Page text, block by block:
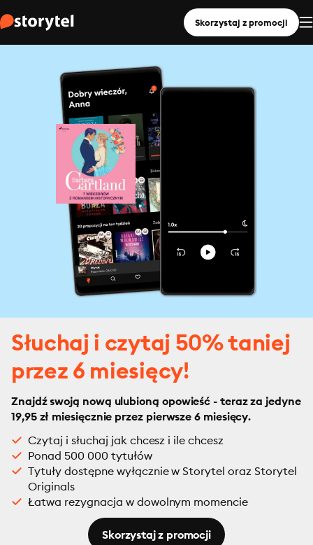
Skorzystaj z promocji
Słuchaj i czytaj 50% taniej
przez 6 miesięcy!
Znajdź swoją nową ulubioną opowieść - teraz za jedyne
19,95 zł miesięcznie przez pierwsze 6 miesięcy.
Czytaj i słuchaj jak chcesz i ile chcesz
Ponad 500 000 tytułów
Tytuły dostępne wyłącznie w Storytel oraz Storytel
Originals
Łatwa rezygnacja w dowolnym momencie
Skorzystaj z promocji